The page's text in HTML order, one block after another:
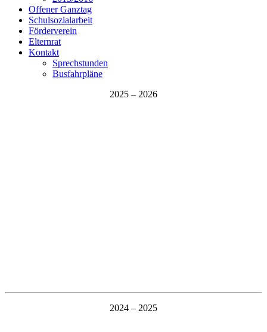
Offener Ganztag
Schulsozialarbeit
Förderverein
Elternrat
Kontakt
Sprechstunden
Busfahrpläne
2025 – 2026
2024 – 2025